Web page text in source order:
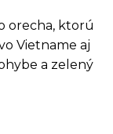
orecha, ktorú
Vietname aj
a zelený